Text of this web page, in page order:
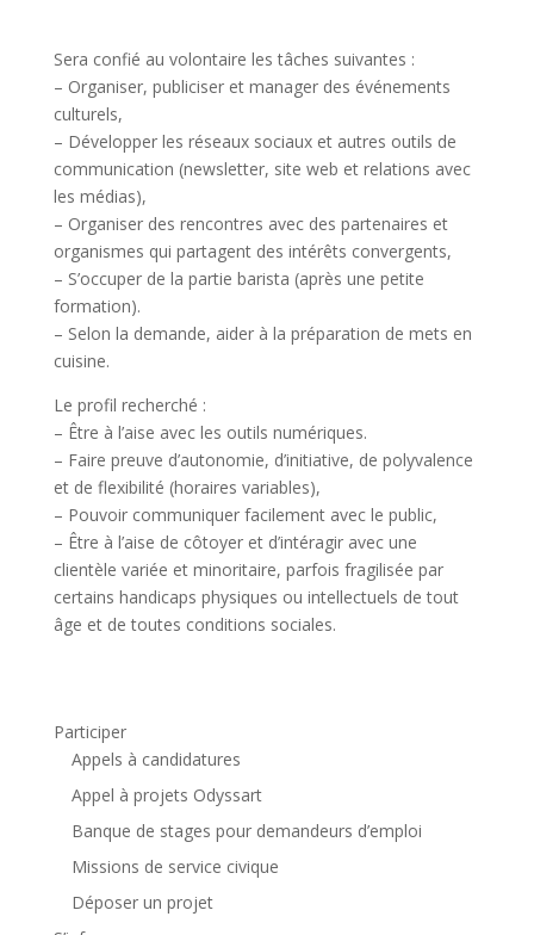
Sera confié au volontaire les tâches suivantes :
– Organiser, publiciser et manager des événements
culturels,
– Développer les réseaux sociaux et autres outils de
communication (newsletter, site web et relations avec
les médias),
– Organiser des rencontres avec des partenaires et
organismes qui partagent des intérêts convergents,
– S’occuper de la partie barista (après une petite
formation).
– Selon la demande, aider à la préparation de mets en
cuisine.
Le profil recherché :
– Être à l’aise avec les outils numériques.
– Faire preuve d’autonomie, d’initiative, de polyvalence
et de flexibilité (horaires variables),
– Pouvoir communiquer facilement avec le public,
– Être à l’aise de côtoyer et d’intéragir avec une
clientèle variée et minoritaire, parfois fragilisée par
certains handicaps physiques ou intellectuels de tout
âge et de toutes conditions sociales.
Participer
Appels à candidatures
Appel à projets Odyssart
Banque de stages pour demandeurs d’emploi
Missions de service civique
Déposer un projet